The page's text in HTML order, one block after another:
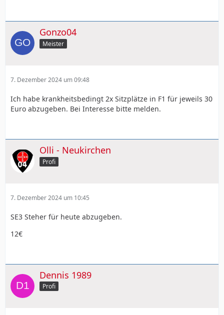
Gonzo04
Meister
7. Dezember 2024 um 09:48
Ich habe krankheitsbedingt 2x Sitzplätze in F1 für jeweils 30
Euro abzugeben. Bei Interesse bitte melden.
Olli - Neukirchen
Profi
7. Dezember 2024 um 10:45
SE3 Steher für heute abzugeben.
12€
Dennis 1989
Profi